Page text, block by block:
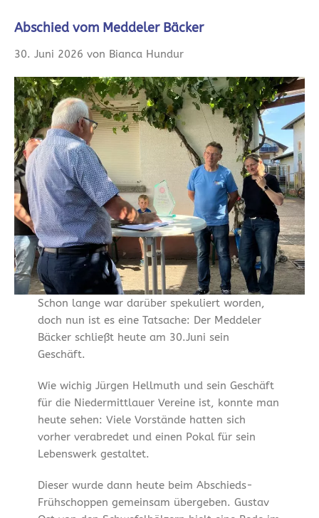
Abschied vom Meddeler Bäcker
30. Juni 2026 von Bianca Hundur
Schon lange war darüber spekuliert worden,
doch nun ist es eine Tatsache: Der Meddeler
Bäcker schließt heute am 30.Juni sein
Geschäft.
Wie wichig Jürgen Hellmuth und sein Geschäft
für die Niedermittlauer Vereine ist, konnte man
heute sehen: Viele Vorstände hatten sich
vorher verabredet und einen Pokal für sein
Lebenswerk gestaltet.
Dieser wurde dann heute beim Abschieds-
Frühschoppen gemeinsam übergeben. Gustav